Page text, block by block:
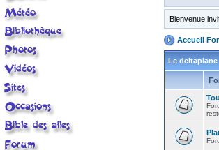
Bienvenue
Accueil
Le deltaplane